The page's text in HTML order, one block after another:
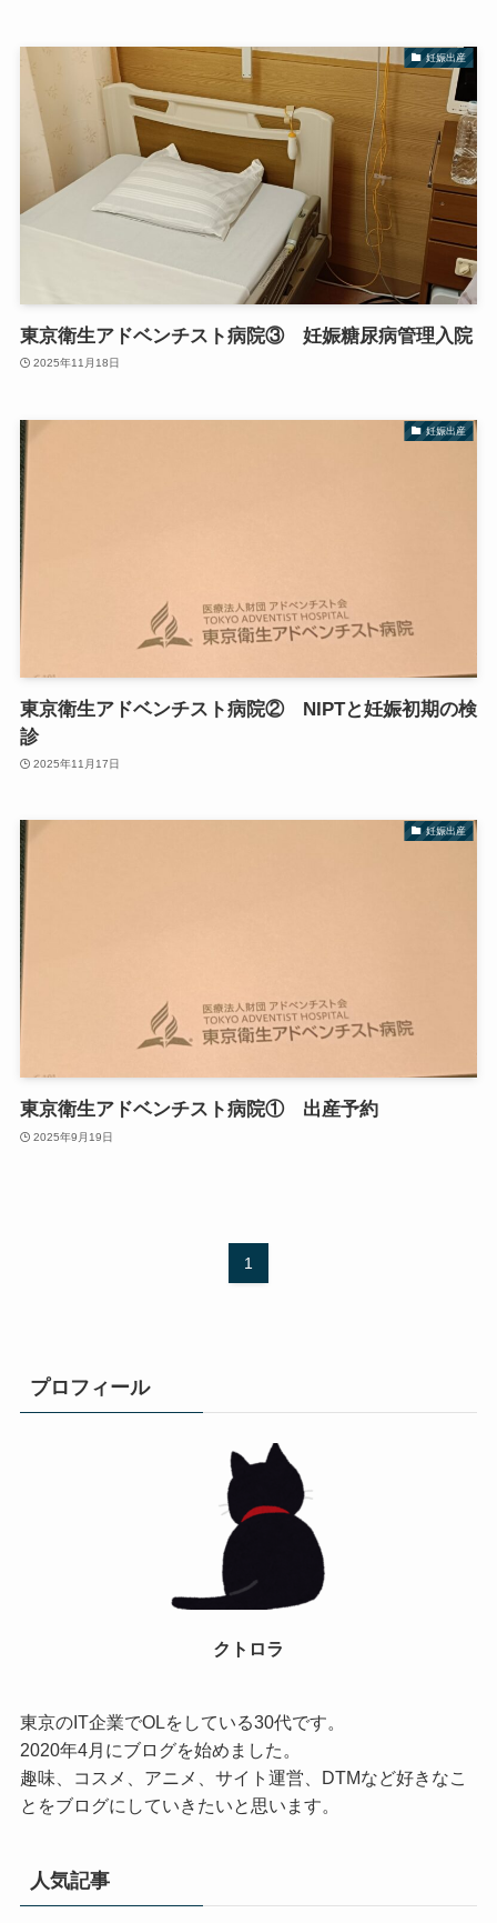
妊娠出産
東京衛生アドベンチスト病院③ 妊娠糖尿病管理入院
2025年11月18日
妊娠出産
東京衛生アドベンチスト病院② NIPTと妊娠初期の検
診
2025年11月17日
妊娠出産
東京衛生アドベンチスト病院① 出産予約
2025年9月19日
1
プロフィール
クトロラ
東京のIT企業でOLをしている30代です。
2020年4月にブログを始めました。
趣味、コスメ、アニメ、サイト運営、DTMなど好きなこ
とをブログにしていきたいと思います。
人気記事